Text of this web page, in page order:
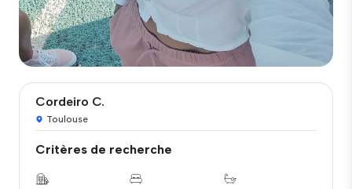
Cordeiro C.
Toulouse
Critères de recherche